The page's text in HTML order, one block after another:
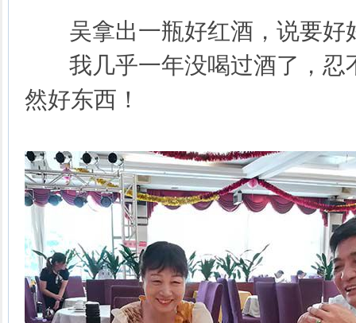
吴拿出一瓶好红酒，说要好
我几乎一年没喝过酒了，忍
然好东西！